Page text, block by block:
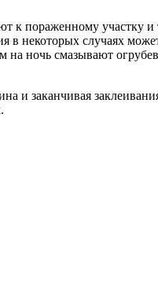
к пораженному участку
в некоторых случаях
на ночь смазывают
и заканчивая